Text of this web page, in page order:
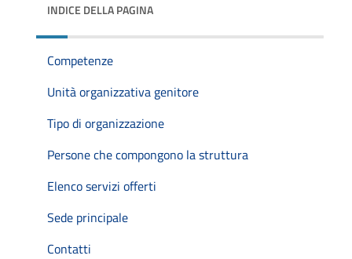
INDICE DELLA PAGINA
Competenze
Unità organizzativa genitore
Tipo di organizzazione
Persone che compongono la struttura
Elenco servizi offerti
Sede principale
Contatti